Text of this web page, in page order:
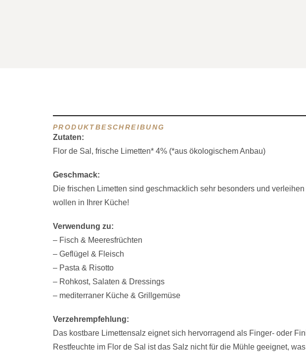
PRODUKTBESCHREIBUNG
Zutaten:
Flor de Sal, frische Limetten* 4% (*aus ökologischem Anbau)
Geschmack:
Die frischen Limetten sind geschmacklich sehr besonders und
wollen in Ihrer Küche!
Verwendung zu:
– Fisch & Meeresfrüchten
– Geflügel & Fleisch
– Pasta & Risotto
– Rohkost, Salaten & Dressings
– mediterraner Küche & Grillgemüse
Verzehrempfehlung:
Das kostbare Limettensalz eignet sich hervorragend als Finger- oder
Restfeuchte im Flor de Sal ist das Salz nicht für die Mühle geeignet,